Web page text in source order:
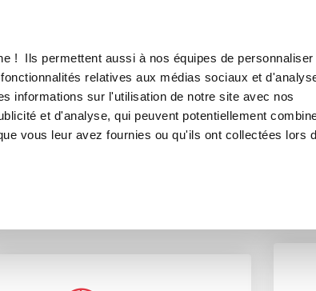
! Ils permettent aussi à nos équipes de personnaliser
relatives aux médias sociaux et
informations sur l'utilisation de notre site avec nos
et d'analyse, qui peuvent potentiellement
vous leur avez fournies ou qu'ils ont collectées lors
farcies de ma grand-
plats